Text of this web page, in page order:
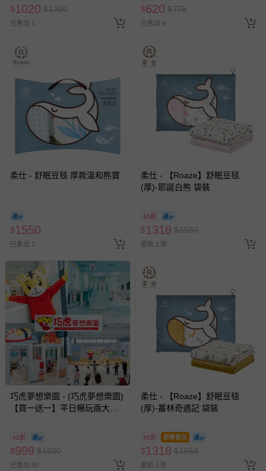
$1020 $1200
已售出 1
$620 $775
已售出 4
柔仕 - 舒眠豆毯 厚款溫和熊寶
$1550
已售出 1
柔仕 - 【Roaze】舒眠豆毯
(厚)-耶誕白熊 袋裝
85折
$1318 $1550
最新上架
巧虎夢想樂園 - (巧虎夢想樂園)
【買一送一】平日暢玩兩大一
2026/10/16 正券逾期視同現金
券使用
62折
$999 $1600
已售出 80
柔仕 - 【Roaze】舒眠豆毯
(厚)-叢林奇遇記 袋裝
85折 即將售完
$1318 $1550
最新上架